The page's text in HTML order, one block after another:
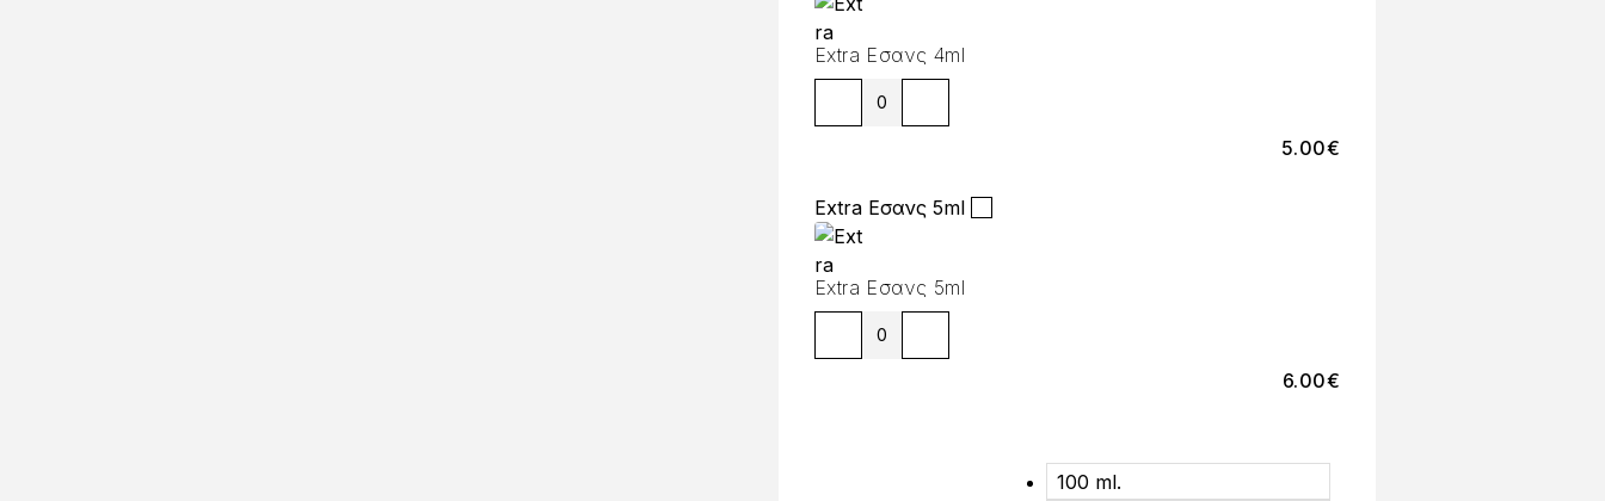
Extra Εσανς 4ml
5.00€
Extra Εσανς 5ml
Extra Εσανς 5ml
6.00€
100 ml.